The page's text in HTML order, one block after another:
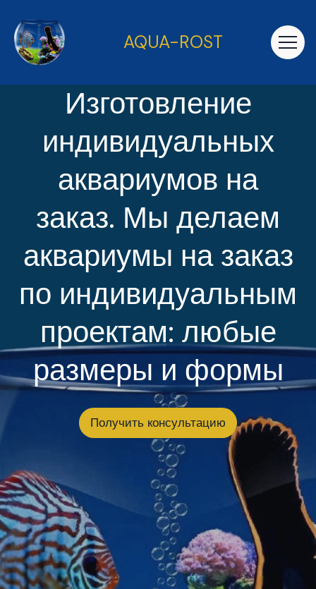
AQUA-ROST
Изготовление
индивидуальных
аквариумов на
заказ. Мы делаем
аквариумы на заказ
по индивидуальным
проектам: любые
размеры и формы
Получить консультацию